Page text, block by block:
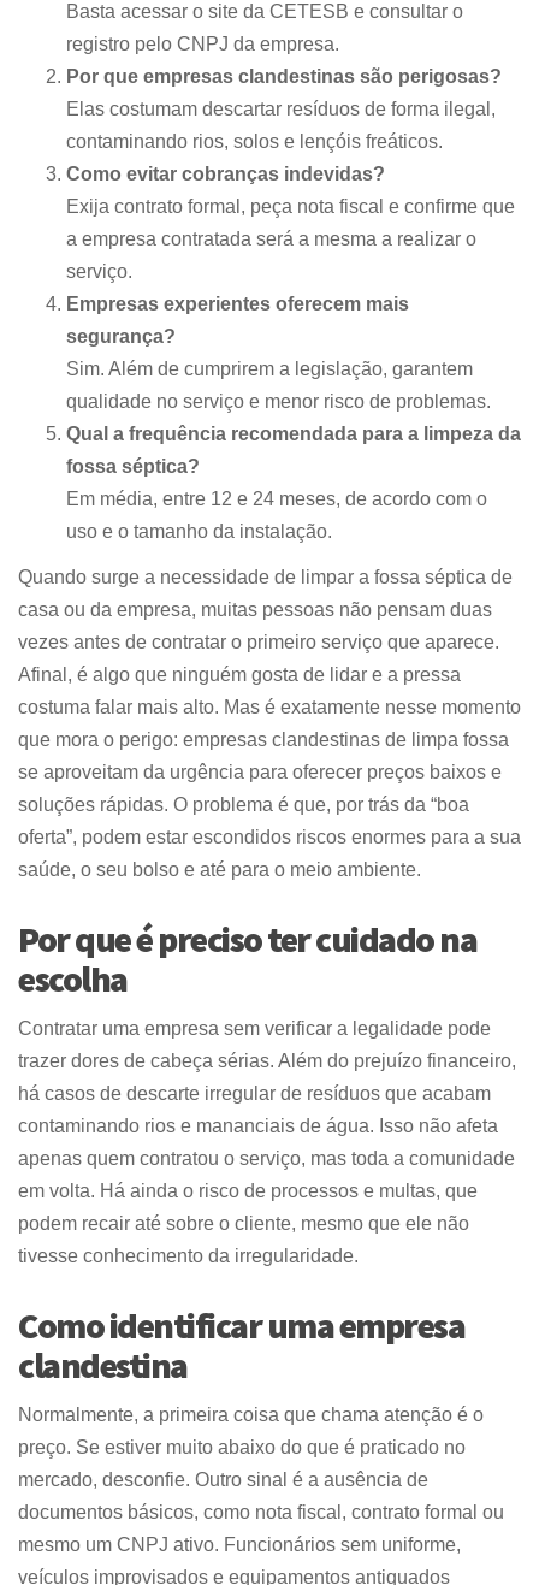
Basta acessar o site da CETESB e consultar o
registro pelo CNPJ da empresa.
Por que empresas clandestinas são perigosas?
Elas costumam descartar resíduos de forma ilegal,
contaminando rios, solos e lençóis freáticos.
Como evitar cobranças indevidas?
Exija contrato formal, peça nota fiscal e confirme que
a empresa contratada será a mesma a realizar o
serviço.
Empresas experientes oferecem mais
segurança?
Sim. Além de cumprirem a legislação, garantem
qualidade no serviço e menor risco de problemas.
Qual a frequência recomendada para a limpeza da
fossa séptica?
Em média, entre 12 e 24 meses, de acordo com o
uso e o tamanho da instalação.
Quando surge a necessidade de limpar a fossa séptica de
casa ou da empresa, muitas pessoas não pensam duas
vezes antes de contratar o primeiro serviço que aparece.
Afinal, é algo que ninguém gosta de lidar e a pressa
costuma falar mais alto. Mas é exatamente nesse momento
que mora o perigo: empresas clandestinas de limpa fossa
se aproveitam da urgência para oferecer preços baixos e
soluções rápidas. O problema é que, por trás da “boa
oferta”, podem estar escondidos riscos enormes para a sua
saúde, o seu bolso e até para o meio ambiente.
Por que é preciso ter cuidado na
escolha
Contratar uma empresa sem verificar a legalidade pode
trazer dores de cabeça sérias. Além do prejuízo financeiro,
há casos de descarte irregular de resíduos que acabam
contaminando rios e mananciais de água. Isso não afeta
apenas quem contratou o serviço, mas toda a comunidade
em volta. Há ainda o risco de processos e multas, que
podem recair até sobre o cliente, mesmo que ele não
tivesse conhecimento da irregularidade.
Como identificar uma empresa
clandestina
Normalmente, a primeira coisa que chama atenção é o
preço. Se estiver muito abaixo do que é praticado no
mercado, desconfie. Outro sinal é a ausência de
documentos básicos, como nota fiscal, contrato formal ou
mesmo um CNPJ ativo. Funcionários sem uniforme,
veículos improvisados e equipamentos antiquados